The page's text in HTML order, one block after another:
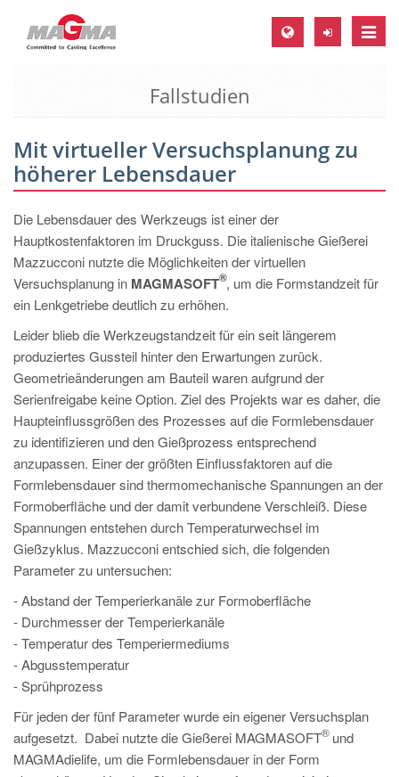
Toggle
MAGMA Europa, Deutschland
EN
CS
MAGMA Nordamerika, USA
EN
ES
MAGMA Asien-Pazifik, Singapur
EN
MAGMA Südamerika, Brasilien
PT
ES
MAGMA Türkei
EN
TR
MAGMA China
ZH
MAGMA Indien
EN
MAGMA Korea
EN
KO
Fallstudien
Mit virtueller Versuchsplanung zu
höherer Lebensdauer
Die Lebensdauer des Werkzeugs ist einer der
Hauptkostenfaktoren im Druckguss. Die italienische Gießerei
Mazzucconi nutzte die Möglichkeiten der virtuellen
Versuchsplanung in MAGMASOFT
®, um die Formstandzeit für
ein Lenkgetriebe deutlich zu erhöhen.
Leider blieb die Werkzeugstandzeit für ein seit längerem
produziertes Gussteil hinter den Erwartungen zurück.
Geometrieänderungen am Bauteil waren aufgrund der
Serienfreigabe keine Option. Ziel des Projekts war es daher, die
Haupteinflussgrößen des Prozesses auf die Formlebensdauer
zu identifizieren und den Gießprozess entsprechend
anzupassen. Einer der größten Einflussfaktoren auf die
Formlebensdauer sind thermomechanische Spannungen an der
Formoberfläche und der damit verbundene Verschleiß. Diese
Spannungen entstehen durch Temperaturwechsel im
Gießzyklus. Mazzucconi entschied sich, die folgenden
Parameter zu untersuchen:
- Abstand der Temperierkanäle zur Formoberfläche
- Durchmesser der Temperierkanäle
- Temperatur des Temperiermediums
- Abgusstemperatur
- Sprühprozess
Für jeden der fünf Parameter wurde ein eigener Versuchsplan
aufgesetzt. Dabei nutzte die Gießerei MAGMASOFT
®und
MAGMAdielife, um die Formlebensdauer in der Form